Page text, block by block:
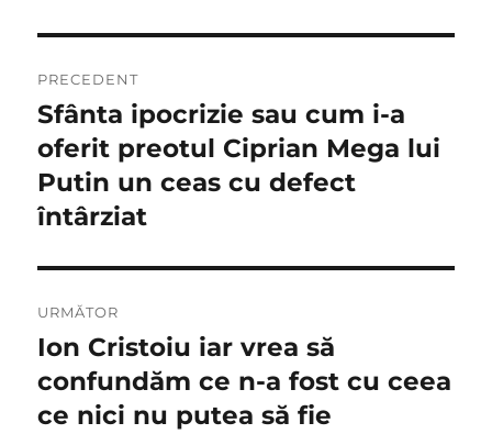
în
articole
PRECEDENT
Articolul
anterior:
Sfânta ipocrizie sau cum i-a
oferit preotul Ciprian Mega lui
Putin un ceas cu defect
întârziat
URMĂTOR
Articolul
următor:
Ion Cristoiu iar vrea să
confundăm ce n-a fost cu ceea
ce nici nu putea să fie